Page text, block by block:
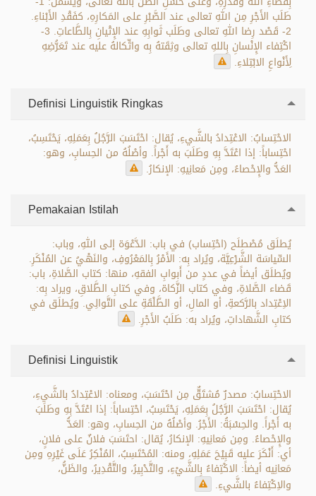
طَلَب الأَجْرِ مِن اللهِ تعالى عند الصَّبْرِ على المَكارِهِ، كفَقْدِ الأَبْناءِ.
2- قَصْد رِضا اللهِ تعالى وطَلَب ثَوابِهِ عند الإِتْيانِ بِالطَّاعاتِ. 3-
اكْتِفاء الإِنْسانِ بِاللهِ تعالى وثِقَتهُ بِه واتِّكالهُ عليه عند تَعَرُّضِهِ
لِأَنْواعِ الابْتِلاءِ.
Definisi Linguistik Ringkas
الاحْتِسابُ: الاعْتِدادُ بالشَّيءِ، يُقال: احْتَسَبَ الرَّجُلُ بِعَمَلِهِ، يَحْتَسِبُ،
احْتِساباً: إذا اعْتَدَّ بِهِ وطَلَبَ به أَجْراً. وأصْلُهُ من الحِسابِ، وهو:
العَدُّ والإِحْصاءُ، ومِن مَعانِيهِ: الإنكارُ.
Pemakaian Istilah
يُطلَق مُصْطلَح (احْتِساب) في باب: الدَّعْوَة إلى اللهِ، وباب:
السِّياسَة الشَّرْعِيَّة، ويُراد بِه: الأَمْرُ بِالمَعْرُوفِ، والنَهْيُ عن المُنْكَرِ.
ويُطلَق أيضاً في عددٍ من أَبوابِ الفقهِ، منها: كتاب الصَّلاةِ، باب:
قَضاء الصَّلاةِ، وفي كتاب الزَّكاة، وفي كتابِ الطَّلاقِ، ويراد بِه:
الاِعْتِداد بالرَّكعةِ، أو المالِ، أو الطَّلْقَةِ على التَّوالِي. ويُطلَق في
كتابِ الشَّهاداتِ، ويُراد به: طَلَبُ الأَجْرِ.
Definisi Linguistik
الاحْتِسابُ: مصدرٌ مُشتَقٌّ مِن احْتَسَبَ، ومعناه: الاعْتِدادُ بالشَّيءِ،
يُقال: احْتَسَبَ الرَّجُلُ بِعَمَلِهِ، يَحْتَسِبُ، احْتِساباً: إذا اعْتَدَّ بِهِ وطَلَبَ
به أَجْراً. والحِسْبَةُ: الأَجْرُ. وأصْلُهُ من الحِسابِ، وهو: العَدُّ
والإِحْصاءُ. ومِن مَعانِيهِ: الإنكارُ، يُقال: احتَسَبَ فلانٌ على فلانٍ،
أي: أَنْكَرَ عليه قَبِيْحَ عَمَلِهِ، ومنه: المُحْتَسِبُ، المُنْكِرُ عَلَى غَيْرِهِ ومِن
مَعانِيه أيضاً: الاكْتِفاءُ بِالشَّيْءِ، والتَّدْبِيرُ، والتَّقْدِيرُ، والظَنُّ،
والاِكْتِفاءُ بالشَّيءِ.